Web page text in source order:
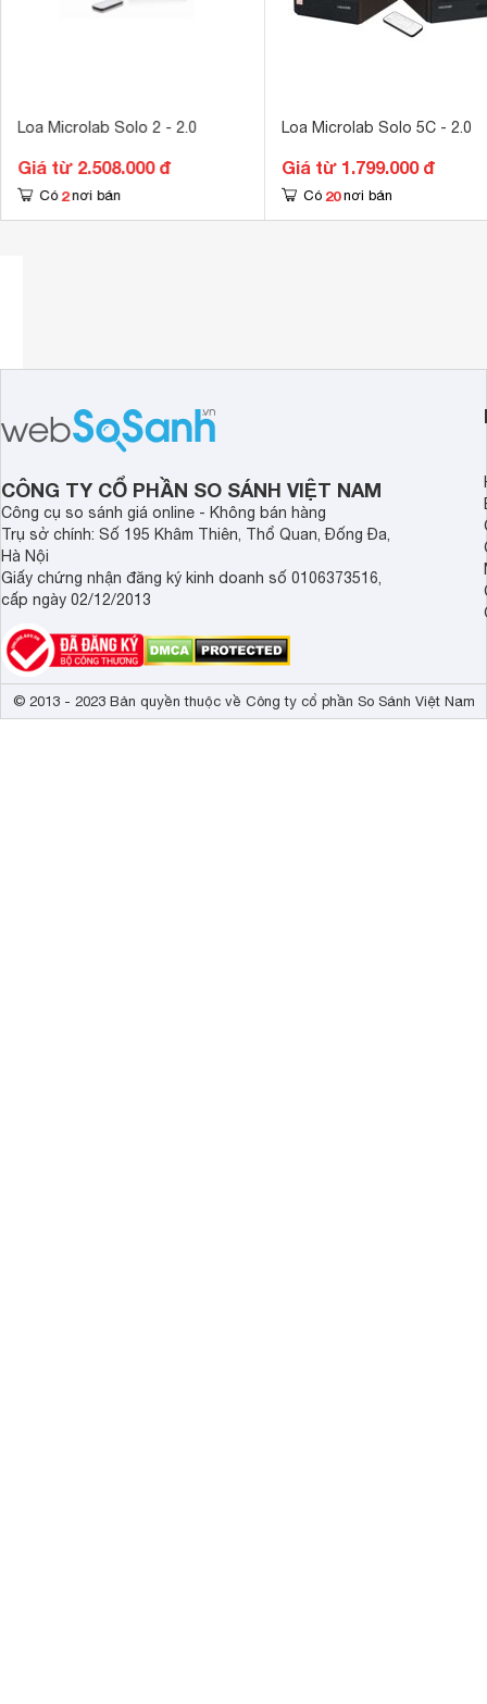
Hình ảnh loa Microlab Solo 4C
Loa Microlab Solo 2 - 2.0
Giá từ 2.508.000 đ
Có 2 nơi bán
Loa Microlab Solo 5C - 2.0
Giá từ 1.799.000 đ
Có 20 nơi bán
CÔNG TY CỔ PHẦN SO SÁNH VIỆT NAM
Công cụ so sánh giá online - Không bán hàng
Trụ sở chính: Số 195 Khâm Thiên, Thổ Quan, Đống Đa,
Hà Nội
Giấy chứng nhận đăng ký kinh doanh số 0106373516,
cấp ngày 02/12/2013
© 2013 - 2023 Bản quyền thuộc về Công ty cổ phần So Sánh Việt Nam